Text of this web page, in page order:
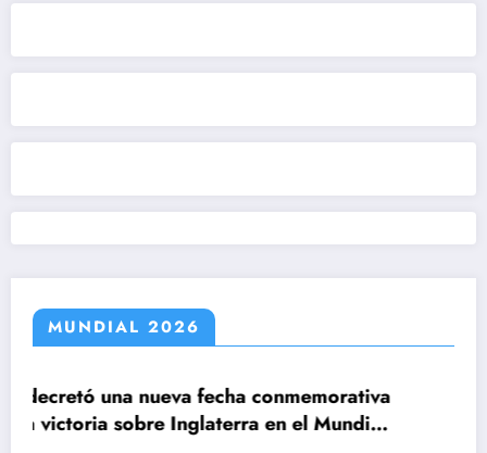
MUNDIAL 2026
conmemorativa
en el Mundial